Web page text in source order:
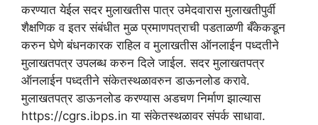
करण्यात येईल सदर मुलाखतीस पात्र उमेदवारास मुलाखतीपुर्वी
शैक्षणिक व इतर संबंधीत मुळ प्रमाणपत्राची पडताळणी बँकेकडून
करुन घेणे बंधनकारक राहिल व मुलाखतीस ऑनलाईन पध्दतीने
मुलाखतपत्र उपलब्ध करुन दिले जाईल. सदर मुलाखतपत्र
ऑनलाईन पध्दतीने संकेतस्थळावरुन डाऊनलोड करावे.
मुलाखतपत्र डाऊनलोड करण्यास अडचण निर्माण झाल्यास
https://cgrs.ibps.in या संकेतस्थळावर संपर्क साधावा.